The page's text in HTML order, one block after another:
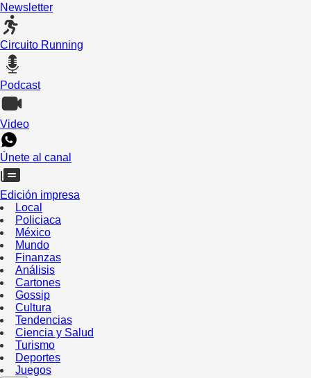
Newsletter
Circuito Running
Podcast
Video
Únete al canal
Edición impresa
Local
Policiaca
México
Mundo
Finanzas
Análisis
Cartones
Gossip
Cultura
Tendencias
Ciencia y Salud
Turismo
Deportes
Juegos